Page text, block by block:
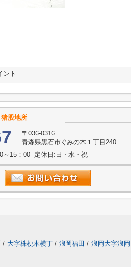
ント
股地所
〒036-0316
青森県黒石市ぐみの木１丁目240
15：00 定休日:日・水・祝
/ 大字株梗木横丁 / 浪岡福田 / 浪岡大字浪岡